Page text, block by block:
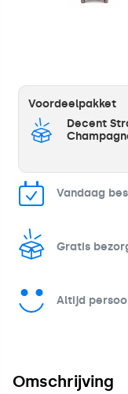
Voordeelpakket
Decent
Vandaag
Gratis
Altijd
Omschrijving